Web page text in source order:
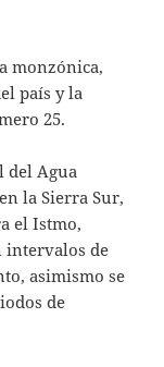
monzónica,
país y la
25.
del Agua
la Sierra Sur,
el Istmo,
intervalos de
asimismo se
de